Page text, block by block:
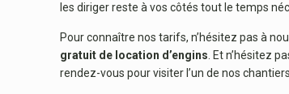
les diriger reste à vos côtés tout le temps
Pour connaître nos tarifs, n’hésitez pas à
gratuit de location d’engins. Et n’hésitez
rendez-vous pour visiter l’un de nos